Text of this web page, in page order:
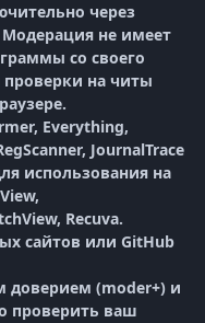
через
не имеет
со своего
на читы
Everything,
JournalTrace
использования на
Recuva.
сайтов или GitHub
(moder+) и
проверить ваш